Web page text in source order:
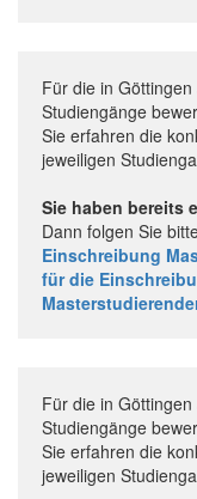
Für die in
Studiengänge
Sie erfahren die
jeweiligen
Sie haben bereits
Dann folgen Sie
Einschreibung
für die
Für die in
Studiengänge
Sie erfahren die
jeweiligen